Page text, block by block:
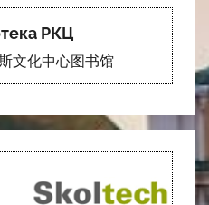
РКЦ
文化中心图书馆